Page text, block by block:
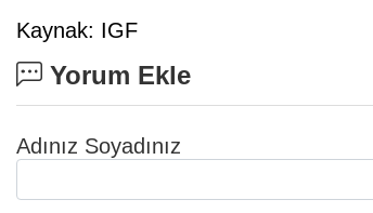
Kaynak: IGF
Yorum Ekle
Adınız Soyadınız